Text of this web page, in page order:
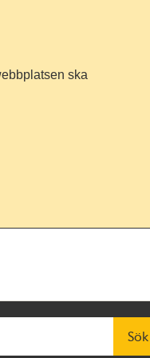
ska
Sök